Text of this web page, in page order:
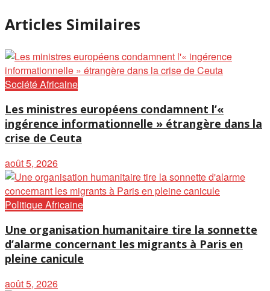
Articles Similaires
Société Africaine
Les ministres européens condamnent l’«
ingérence informationnelle » étrangère dans la
crise de Ceuta
août 5, 2026
Politique Africaine
Une organisation humanitaire tire la sonnette
d’alarme concernant les migrants à Paris en
pleine canicule
août 5, 2026